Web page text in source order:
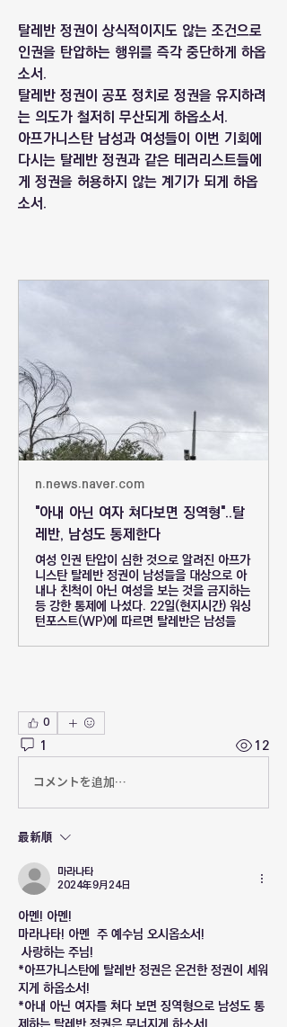
탈레반 정권이 상식적이지도 않는 조건으로
인권을 탄압하는 행위를 즉각 중단하게 하옵
소서.
탈레반 정권이 공포 정치로 정권을 유지하려
는 의도가 철저히 무산되게 하옵소서.
아프가니스탄 남성과 여성들이 이번 기회에
다시는 탈레반 정권과 같은 테러리스트들에
게 정권을 허용하지 않는 계기가 되게 하옵
소서.
n.news.naver.com
"아내 아닌 여자 쳐다보면 징역형"..탈
레반, 남성도 통제한다
여성 인권 탄압이 심한 것으로 알려진 아프가
니스탄 탈레반 정권이 남성들을 대상으로 아
내나 친척이 아닌 여성을 보는 것을 금지하는
등 강한 통제에 나섰다. 22일(현지시간) 워싱
턴포스트(WP)에 따르면 탈레반은 남성들
0
1
12
コメントを追加…
最新順
마라나타
2024年9月24日
아멘! 아멘!
마라나타! 아멘  주 예수님 오시옵소서!
사랑하는 주님!
*아프가니스탄에 탈레반 정권은 온건한 정권이 세워
지게 하옵소서!
*아내 아닌 여자를 쳐다 보면 징역형으로 남성도 통